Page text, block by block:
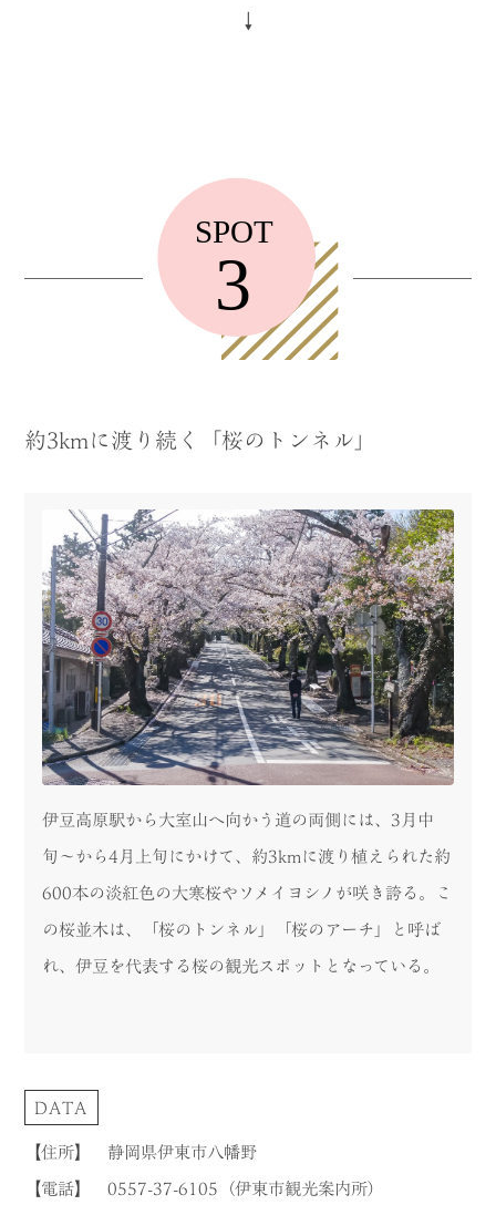
↓
約3kmに渡り続く「桜のトンネル」
伊豆高原駅から大室山へ向かう道の両側には、3月中
旬〜から4月上旬にかけて、約3kmに渡り植えられた約
600本の淡紅色の大寒桜やソメイヨシノが咲き誇る。こ
の桜並木は、「桜のトンネル」「桜のアーチ」と呼ば
れ、伊豆を代表する桜の観光スポットとなっている。
DATA
【住所】 静岡県伊東市八幡野
【電話】 0557-37-6105（伊東市観光案内所）